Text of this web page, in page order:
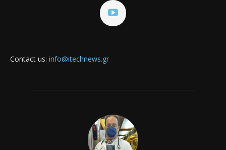
Contact us: info@itechnews.gr